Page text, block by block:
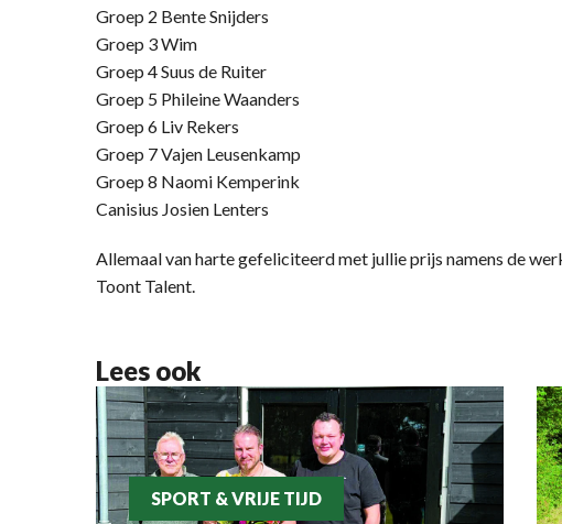
Groep 2 Bente Snijders
Groep 3 Wim
Groep 4 Suus de Ruiter
Groep 5 Phileine Waanders
Groep 6 Liv Rekers
Groep 7 Vajen Leusenkamp
Groep 8 Naomi Kemperink
Canisius Josien Lenters
Allemaal van harte gefeliciteerd met jullie prijs namens de
Toont Talent.
Lees ook
SPORT & VRIJE TIJD